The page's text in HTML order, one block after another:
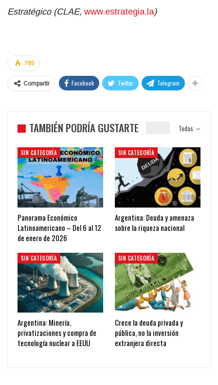
Estratégico (CLAE, www.estrategia.la)
795
Compartir Facebook Twitter Telegram
Todas
TAMBIÉN PODRÍA GUSTARTE
SIN CATEGORÍA
Panorama Económico
Latinoamericano – Del 6 al 12
de enero de 2026
SIN CATEGORÍA
Argentina: Deuda y amenaza
sobre la riqueza nacional
SIN CATEGORÍA
Argentina: Minería,
privatizaciones y compra de
tecnología nuclear a EEUU
SIN CATEGORÍA
Crece la deuda privada y
pública, no la inversión
extranjera directa